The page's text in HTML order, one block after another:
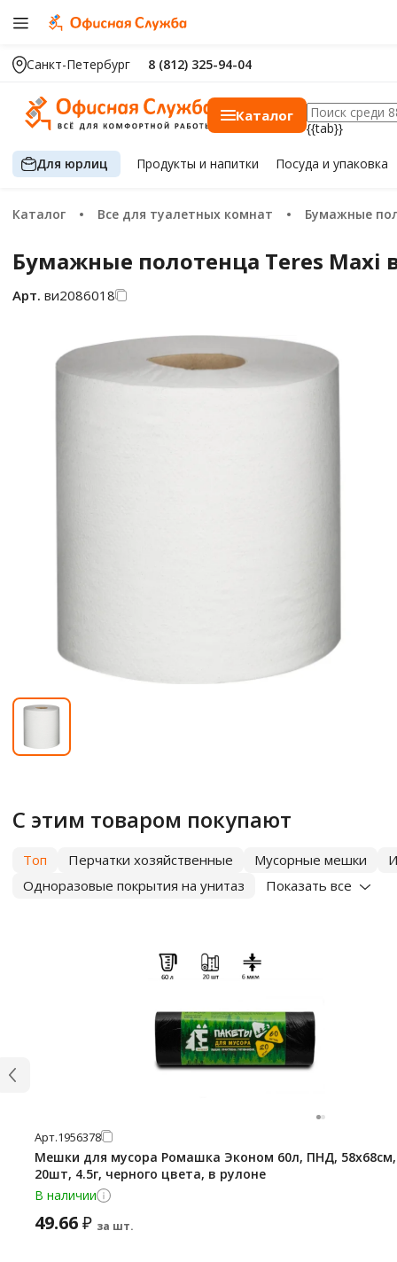
Санкт-Петербург 8 (812) 325-94-04
Каталог
{{tab}}
Для юрлиц Продуктыи напитки Посуда и упаковка
Каталог Все для туалетных комнат Бумажные
Бумажные полотенца Teres Maxi
Арт. ви2086018
С этим товаром покупают
Топ Перчатки хозяйственные Мусорные мешки
Одноразовые покрытия на унитаз
Показать все
Арт.1956378
Мешки для мусора Ромашка Эконом 60л, ПНД,
20шт, 4.5г, черного цвета, в рулоне
В наличии
49.66₽ за шт.